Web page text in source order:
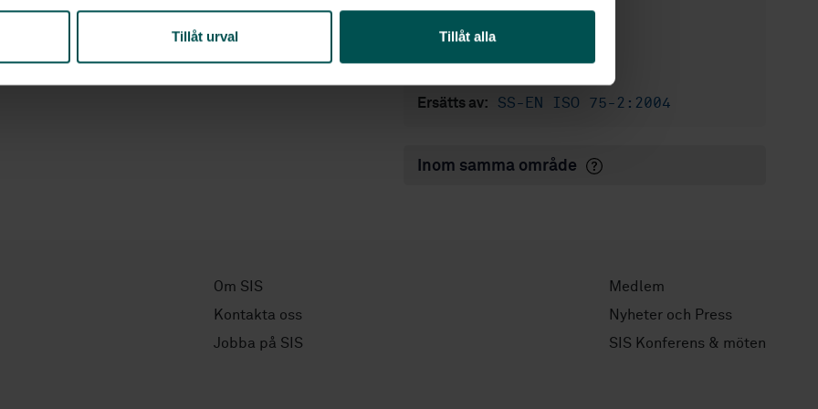
Tillåt urval Tillåt alla
Ersätts av: SS-EN ISO 75-2:2004
Inom samma område
Om SIS
Kontakta oss
Jobba på SIS
Medlem
Nyheter och Press
SIS Konferens & möten